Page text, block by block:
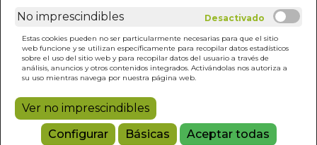
No imprescindibles
Estas cookies pueden no ser particularmente necesarias para que el sitio
web funcione y se utilizan específicamente para recopilar datos estadísticos
sobre el uso del sitio web y para recopilar datos del usuario a través de
análisis, anuncios y otros contenidos integrados. Activándolas nos autoriza a
su uso mientras navega por nuestra página web.
Ver no imprescindibles
Configurar
Básicas Aceptar todas